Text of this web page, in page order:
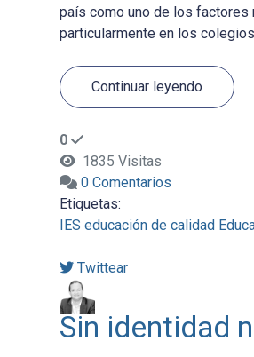
país como uno de los factores
particularmente en los
Continuar leyendo
0
1835 Visitas
0 Comentarios
Etiquetas:
IES educación de calidad
Twittear
Sin identidad